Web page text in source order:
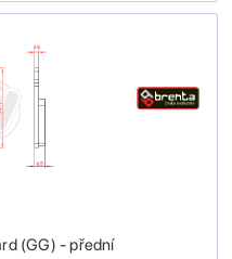
(GG) - přední